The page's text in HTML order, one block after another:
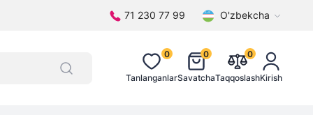
71 230 77 99 O'zbekcha
0
Tanlanganlar
0
Savatcha
0
TaqqoslashKirish